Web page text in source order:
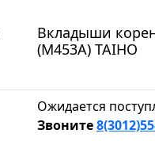
Вкладыши
(M453A) TAIHO
Ожидается
Звоните